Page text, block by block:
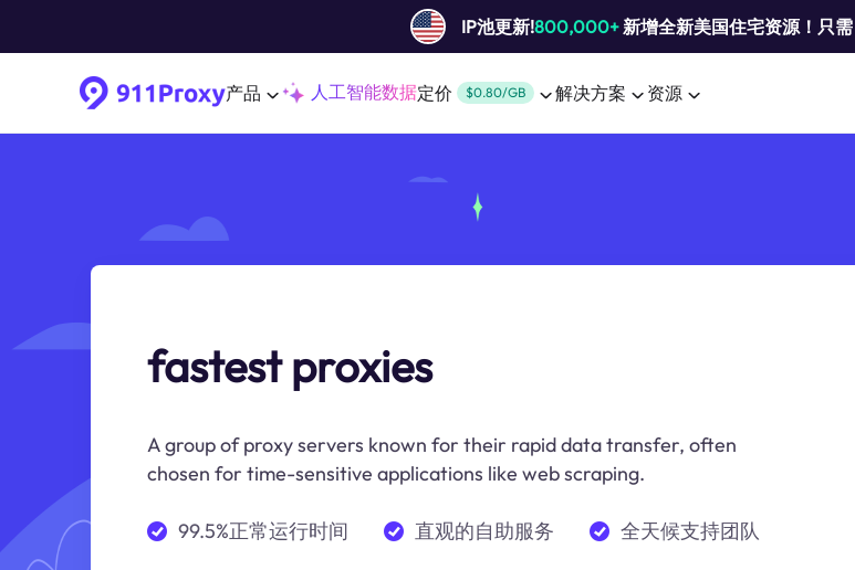
IP池更新!800,000+新增全新美国住宅资源！只需
产品 人工智能数据定价 $0.80/GB 解决方案 资源
fastest proxies
A group of proxy servers known for their rapid data transfer, often
chosen for time-sensitive applications like web scraping.
99.5%正常运行时间 直观的自助服务 全天候支持团队